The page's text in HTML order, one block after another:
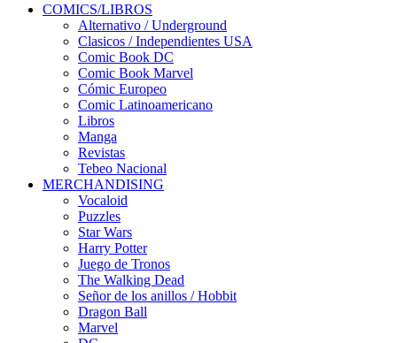
COMICS/LIBROS
Alternativo / Underground
Clasicos / Independientes USA
Comic Book DC
Comic Book Marvel
Cómic Europeo
Comic Latinoamericano
Libros
Manga
Revistas
Tebeo Nacional
MERCHANDISING
Vocaloid
Puzzles
Star Wars
Harry Potter
Juego de Tronos
The Walking Dead
Señor de los anillos / Hobbit
Dragon Ball
Marvel